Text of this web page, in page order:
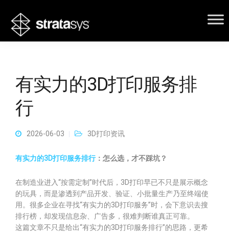
有实力的3D打印服务排
行
2026-06-03 3D打印资讯
有实力的3D打印服务排行：怎么选，才不踩坑？
在制造业进入“按需定制”时代后，3D打印早已不只是展示概念
的玩具，而是渗透到产品开发、验证、小批量生产乃至终端使
用。很多企业在寻找“有实力的3D打印服务”时，会下意识去搜
排行榜，却发现信息杂、广告多，很难判断谁真正可靠。
这篇文章不只是给出“有实力的3D打印服务排行”的思路，更希